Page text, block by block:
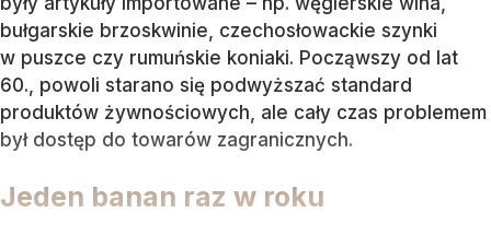
bułgarskie brzoskwinie, czechosłowackie szynki
w puszce czy rumuńskie koniaki. Począwszy od lat
60., powoli starano się podwyższać standard
produktów żywnościowych, ale cały czas problemem
był dostęp do towarów zagranicznych.
Jeden banan raz w roku